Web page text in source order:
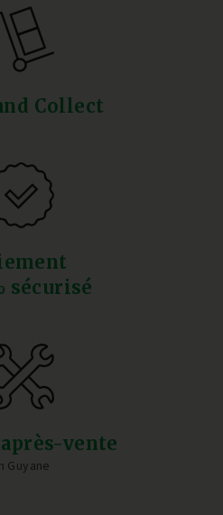
Collect
sécurisé
vente
Guyane